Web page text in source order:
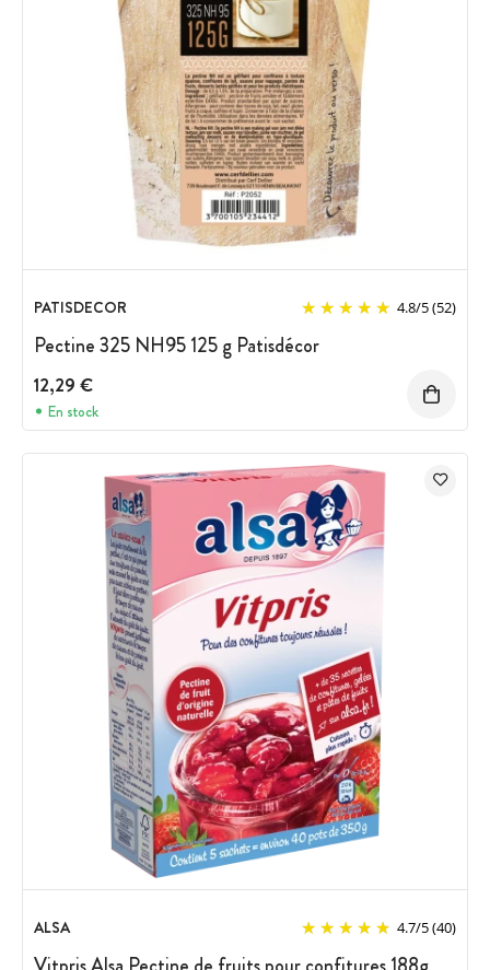
PATISDECOR 4.8/5(52)
Pectine 325 NH95 125 g Patisdécor
12,29 €
En stock
ALSA 4.7/5(40)